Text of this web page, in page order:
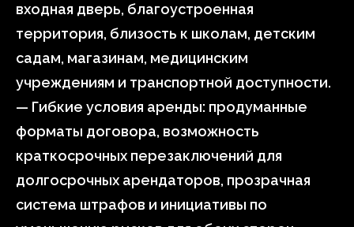
входная дверь, благоустроенная
территория, близость к школам, детским
садам, магазинам, медицинским
учреждениям и транспортной доступности.
— Гибкие условия аренды: продуманные
форматы договора, возможность
краткосрочных перезаключений для
долгосрочных арендаторов, прозрачная
система штрафов и инициативы по